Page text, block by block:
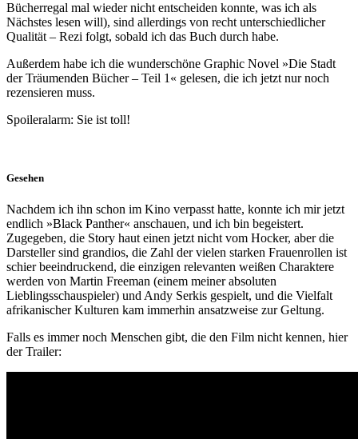
Bücherregal mal wieder nicht entscheiden konnte, was ich als
Nächstes lesen will), sind allerdings von recht unterschiedlicher
Qualität – Rezi folgt, sobald ich das Buch durch habe.
Außerdem habe ich die wunderschöne Graphic Novel »Die Stadt
der Träumenden Bücher – Teil 1« gelesen, die ich jetzt nur noch
rezensieren muss.
Spoileralarm: Sie ist toll!
Gesehen
Nachdem ich ihn schon im Kino verpasst hatte, konnte ich mir jetzt
endlich »Black Panther« anschauen, und ich bin begeistert.
Zugegeben, die Story haut einen jetzt nicht vom Hocker, aber die
Darsteller sind grandios, die Zahl der vielen starken Frauenrollen ist
schier beeindruckend, die einzigen relevanten weißen Charaktere
werden von Martin Freeman (einem meiner absoluten
Lieblingsschauspieler) und Andy Serkis gespielt, und die Vielfalt
afrikanischer Kulturen kam immerhin ansatzweise zur Geltung.
Falls es immer noch Menschen gibt, die den Film nicht kennen, hier
der Trailer: